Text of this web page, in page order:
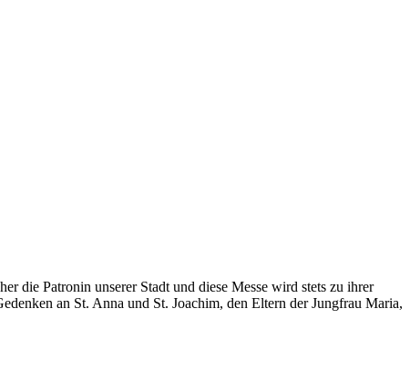
die Patronin unserer Stadt und diese Messe wird stets zu ihrer
an St. Anna und St. Joachim, den Eltern der Jungfrau Maria,